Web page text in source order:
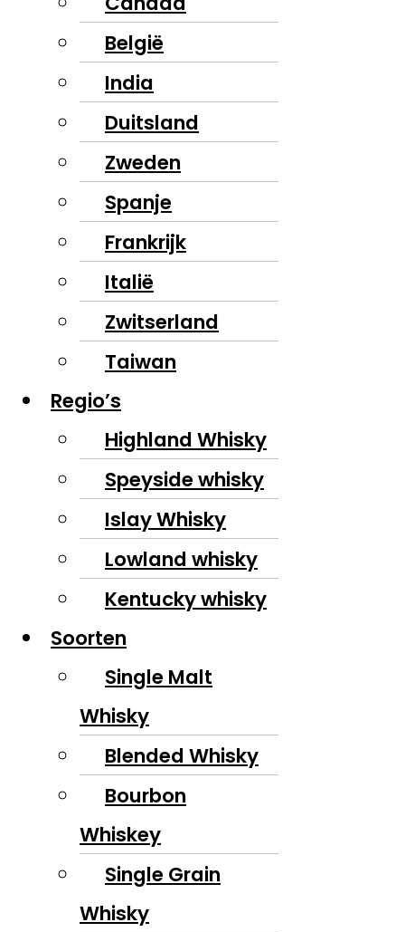
België
India
Duitsland
Zweden
Spanje
Frankrijk
Italië
Zwitserland
Taiwan
Regio’s
Highland Whisky
Speyside whisky
Islay Whisky
Lowland whisky
Kentucky whisky
Soorten
Single Malt
Whisky
Blended Whisky
Bourbon
Whiskey
Single Grain
Whisky